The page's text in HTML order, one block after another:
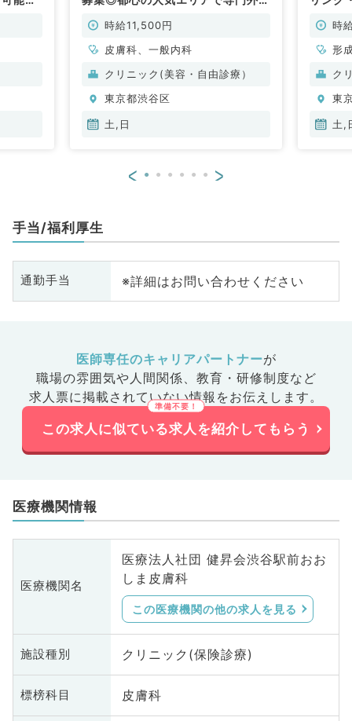
非常勤）
時給11,500円
皮膚科、一般内科
クリニック(美容・自由診療）
東京都渋谷区
土,日
時
形
容
ク
東
土,
< >
手当/福利厚生
通勤手当 ※詳細はお問い合わせください
医師専任のキャリアパートナーが
職場の雰囲気や人間関係、 教育・研修制度など
求人票に掲載されていない情報をお伝えします。
この求人に似ている求人を紹介してもらう
医療機関情報
医療機関名
医療法人社団 健昇会渋谷駅前おお
しま皮膚科
この医療機関の他の求人を見る
施設種別 クリニック(保険診療)
標榜科目 皮膚科